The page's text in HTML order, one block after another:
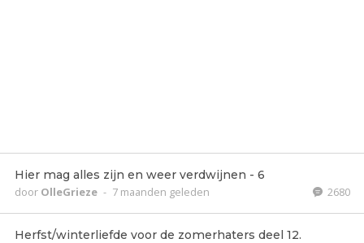
Hier mag alles zijn en weer verdwijnen - 6
door OlleGrieze - 7 maanden geleden 2680
Herfst/winterliefde voor de zomerhaters deel 12.